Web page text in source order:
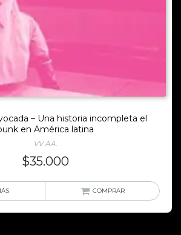
– Una historia incompleta el
en América latina
VV.AA.
$35.000
COMPRAR